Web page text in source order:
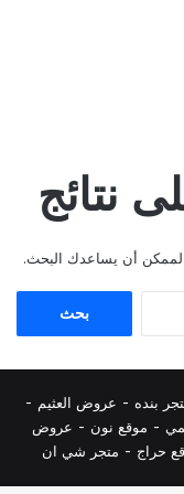
نتائج
الممكن أن يساعدك البحث.
بنده - عروض العثيم -
- موقع نون - عروض
حراج - متجر شي ان